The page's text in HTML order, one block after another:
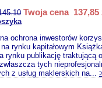
Twoja cena 137,85
ochrona inwestorów
rynku kapitałowym
rynku publikację traktującą
tych
z usług maklerskich na...